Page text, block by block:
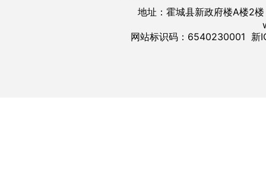
地址：霍城县新政府楼A楼
网站标识码：6540230001 新